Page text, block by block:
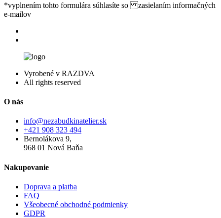
*vyplnením tohto formulára súhlasíte so zasielaním informačných
e-mailov
Vyrobené v RAZDVA
All rights reserved
O nás
info@nezabudkinatelier.sk
+421 908 323 494
Bernolákova 9,
968 01 Nová Baňa
Nakupovanie
Doprava a platba
FAQ
Všeobecné obchodné podmienky
GDPR